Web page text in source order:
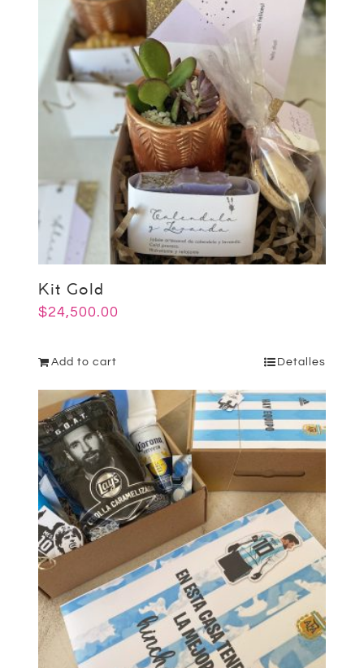
Kit Gold
$24,500.00
Add to cart Detalles